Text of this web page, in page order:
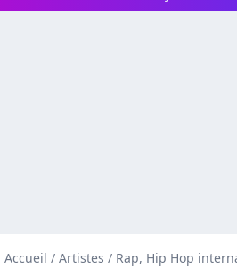
Accueil / Artistes / Rap, Hip Hop